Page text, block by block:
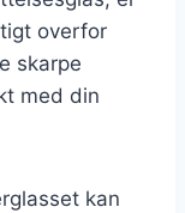
overfor
skarpe
med din
kan